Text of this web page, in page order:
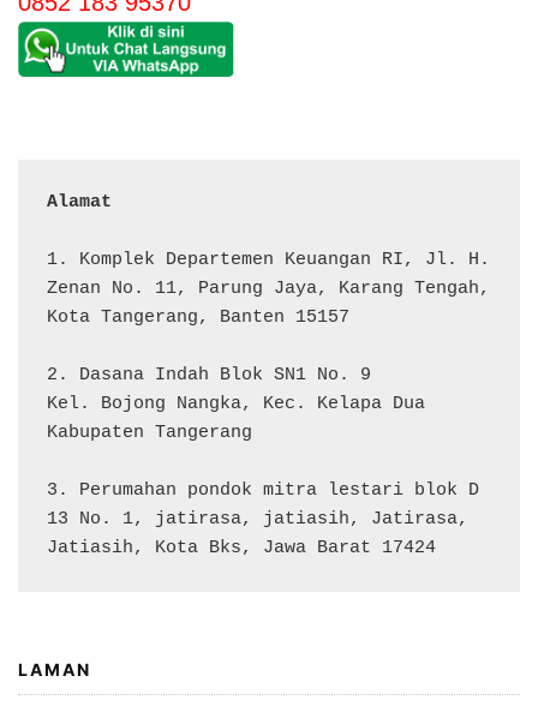
Alamat
1. Komplek Departemen Keuangan RI, Jl. H.
Zenan No. 11, Parung Jaya, Karang Tengah,
Kota Tangerang, Banten 15157
2. Dasana Indah Blok SN1 No. 9
Kel. Bojong Nangka, Kec. Kelapa Dua
Kabupaten Tangerang
3. Perumahan pondok mitra lestari blok D
13 No. 1, jatirasa, jatiasih, Jatirasa,
Jatiasih, Kota Bks, Jawa Barat 17424
LAMAN